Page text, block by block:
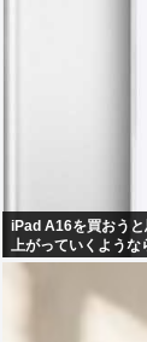
iPad A16を買おう
上がっていくよう